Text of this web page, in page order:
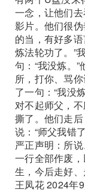
一念，让他们
影片。他们很
的当，有好多
炼法轮功了。”
句：“我没炼。
所，打你、骂
了一句：“我没
对不起师父，
撕了。他们走
说：“师父我错
严正声明：所
一行全部作废
生，今后走好、
王凤花 2024年